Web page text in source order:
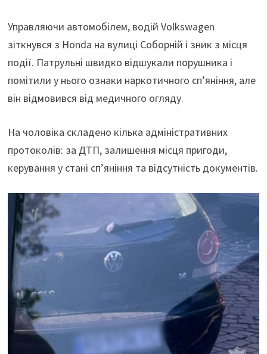
Управляючи автомобілем, водій Volkswagen
зіткнувся з Honda на вулиці Соборній і зник з місця
події. Патрульні швидко відшукали порушника і
помітили у нього ознаки наркотичного сп’яніння, але
він відмовився від медичного огляду.
На чоловіка складено кілька адміністративних
протоколів: за ДТП, залишення місця пригоди,
керування у стані сп’яніння та відсутність документів.